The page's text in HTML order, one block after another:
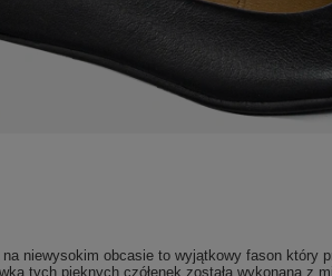
na niewysokim obcasie to wyjątkowy fason który
tych pięknych czółenek została wykonana z